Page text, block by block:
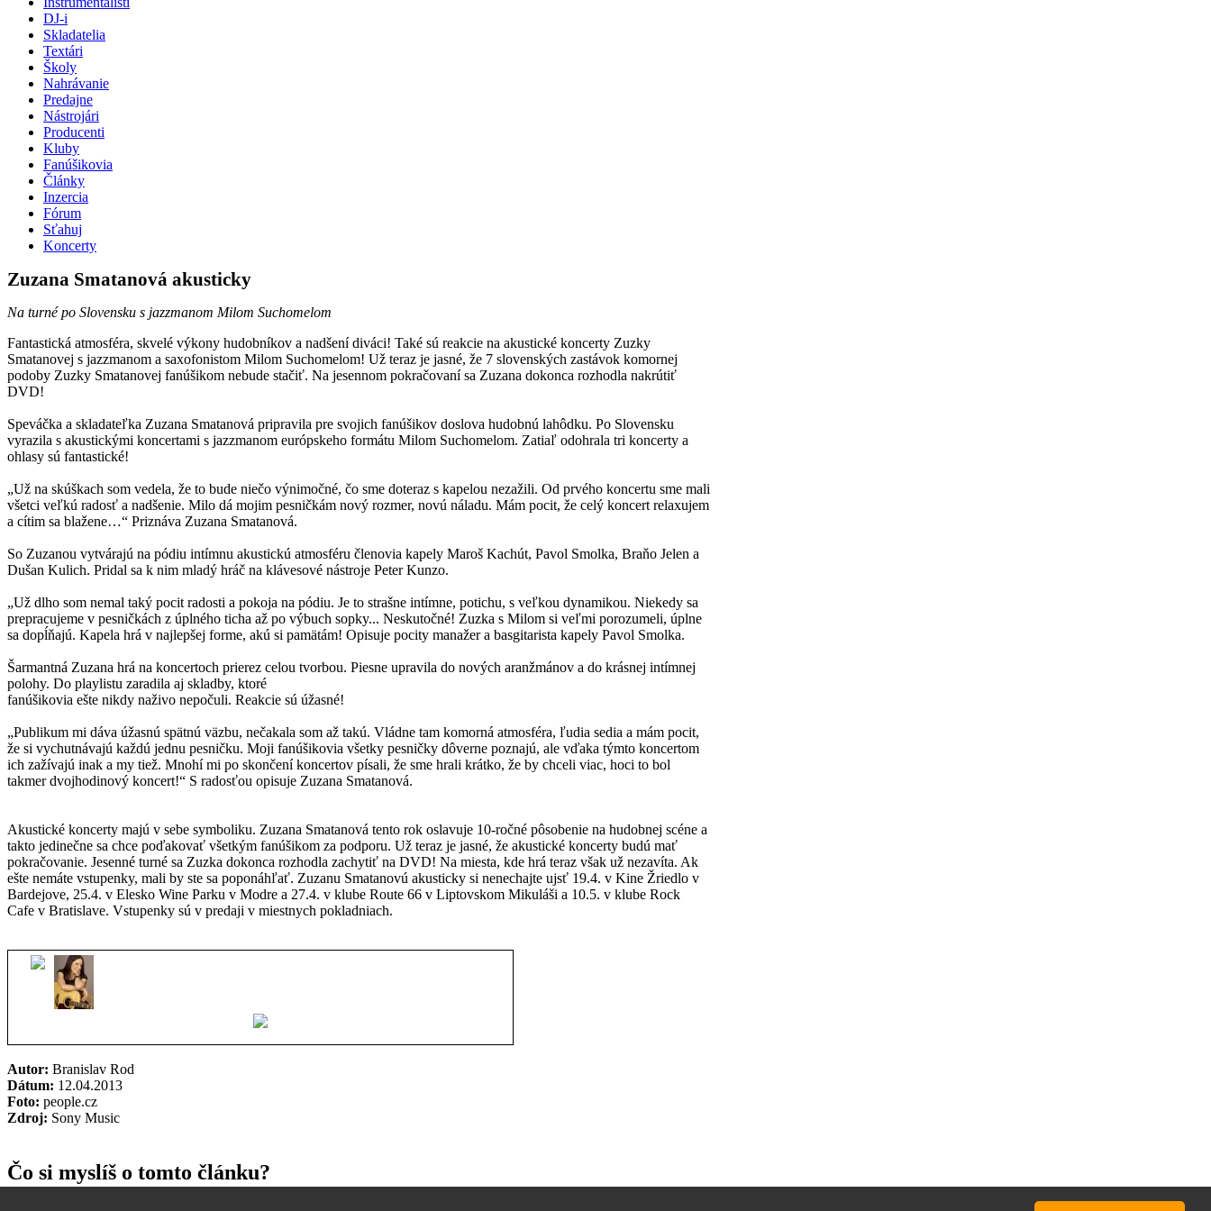
DJ-i
Skladatelia
Textári
Školy
Nahrávanie
Predajne
Nástrojári
Producenti
Kluby
Fanúšikovia
Články
Inzercia
Fórum
Sťahuj
Koncerty
Zuzana Smatanová akusticky
Na turné po Slovensku s jazzmanom Milom Suchomelom
Fantastická atmosféra, skvelé výkony hudobníkov a nadšení diváci! Také sú reakcie na akustické koncerty Zuzky
Smatanovej s jazzmanom a saxofonistom Milom Suchomelom! Už teraz je jasné, že 7 slovenských zastávok komornej
podoby Zuzky Smatanovej fanúšikom nebude stačiť. Na jesennom pokračovaní sa Zuzana dokonca rozhodla nakrútiť
DVD!
Speváčka a skladateľka Zuzana Smatanová pripravila pre svojich fanúšikov doslova hudobnú lahôdku. Po Slovensku
vyrazila s akustickými koncertami s jazzmanom európskeho formátu Milom Suchomelom. Zatiaľ odohrala tri koncerty a
ohlasy sú fantastické!
„Už na skúškach som vedela, že to bude niečo výnimočné, čo sme doteraz s kapelou nezažili. Od prvého koncertu sme mali
všetci veľkú radosť a nadšenie. Milo dá mojim pesničkám nový rozmer, novú náladu. Mám pocit, že celý koncert relaxujem
a cítim sa blažene…“ Priznáva Zuzana Smatanová.
So Zuzanou vytvárajú na pódiu intímnu akustickú atmosféru členovia kapely Maroš Kachút, Pavol Smolka, Braňo Jelen a
Dušan Kulich. Pridal sa k nim mladý hráč na klávesové nástroje Peter Kunzo.
„Už dlho som nemal taký pocit radosti a pokoja na pódiu. Je to strašne intímne, potichu, s veľkou dynamikou. Niekedy sa
prepracujeme v pesničkách z úplného ticha až po výbuch sopky... Neskutočné! Zuzka s Milom si veľmi porozumeli, úplne
sa dopĺňajú. Kapela hrá v najlepšej forme, akú si pamätám! Opisuje pocity manažer a basgitarista kapely Pavol Smolka.
Šarmantná Zuzana hrá na koncertoch prierez celou tvorbou. Piesne upravila do nových aranžmánov a do krásnej intímnej
polohy. Do playlistu zaradila aj skladby, ktoré
fanúšikovia ešte nikdy naživo nepočuli. Reakcie sú úžasné!
„Publikum mi dáva úžasnú spätnú väzbu, nečakala som až takú. Vládne tam komorná atmosféra, ľudia sedia a mám pocit,
že si vychutnávajú každú jednu pesničku. Moji fanúšikovia všetky pesničky dôverne poznajú, ale vďaka týmto koncertom
ich zažívajú inak a my tiež. Mnohí mi po skončení koncertov písali, že sme hrali krátko, že by chceli viac, hoci to bol
takmer dvojhodinový koncert!“ S radosťou opisuje Zuzana Smatanová.
Akustické koncerty majú v sebe symboliku. Zuzana Smatanová tento rok oslavuje 10-ročné pôsobenie na hudobnej scéne a
takto jedinečne sa chce poďakovať všetkým fanúšikom za podporu. Už teraz je jasné, že akustické koncerty budú mať
pokračovanie. Jesenné turné sa Zuzka dokonca rozhodla zachytiť na DVD! Na miesta, kde hrá teraz však už nezavíta. Ak
ešte nemáte vstupenky, mali by ste sa poponáhľať. Zuzanu Smatanovú akusticky si nenechajte ujsť 19.4. v Kine Žriedlo v
Bardejove, 25.4. v Elesko Wine Parku v Modre a 27.4. v klube Route 66 v Liptovskom Mikuláši a 10.5. v klube Rock
Cafe v Bratislave. Vstupenky sú v predaji v miestnych pokladniach.
Autor: Branislav Rod
Dátum: 12.04.2013
Foto: people.cz
Zdroj: Sony Music
Čo si myslíš o tomto článku?